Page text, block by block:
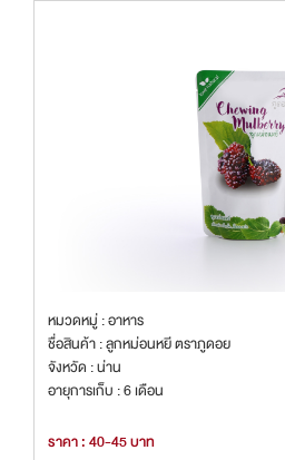
หมวดหมู่ : อาหาร
ชื่อสินค้า : ลูกหม่อนหยี ตราภูดอย
จังหวัด : น่าน
อายุการเก็บ : 6 เดือน
ราคา : 40-45 บาท